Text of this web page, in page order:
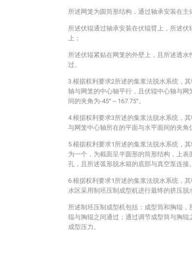
所述网笼为圆筒形结构，通过轴承安装在主
所述伏辊通过轴承安装在伏辊臂上，所述
上；
所述伏辊紧贴在网笼的外壁上，且所述透
过。
3.根据权利要求2所述的集浆法脱水系统，
轴与网笼的中心轴平行，且伏辊中心轴与
间的夹角为-45°～167.75°。
4.根据权利要求3所述的集浆法脱水系统，
与网笼中心轴所在的平面与水平面间的夹角
5.根据权利要求1所述的集浆法脱水系统，
为一个，为截面呈半圆形的筒形结构，上表
孔，且所述弧形脱水箱的底部与真空泵连接。
6.根据权利要求1所述的集浆法脱水系统，
水区采用制坯压制成型机进行最终的挤压脱
所述制坯压制成型机包括：成型筒和胸辊
辊与胸辊之间通过；通过调节成型筒与胸辊
成型压力。